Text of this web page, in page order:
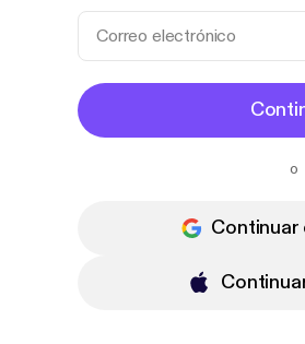
o
Continuar